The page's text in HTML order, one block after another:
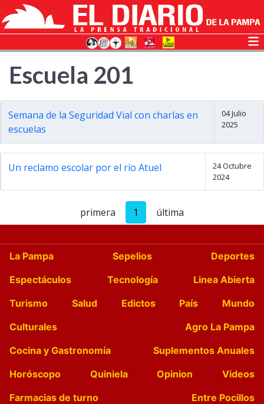
Escuela 201
Semana de la Seguridad Vial con charlas en
escuelas
04 Julio
2025
Un reclamo escolar por el río Atuel
24 Octubre
2024
primera 1 última
La Pampa Sepelios
Deportes
Espectáculos
Tecnología
Linea Abierta
Turismo
Salud Edictos País
Mundo
Culturales
Agro La Pampa
Cocina y Gastronomía
Suplementos Anuales
Horóscopo
Quiniela Opinion
Videos
Farmacias de turno
Entre Pocillos